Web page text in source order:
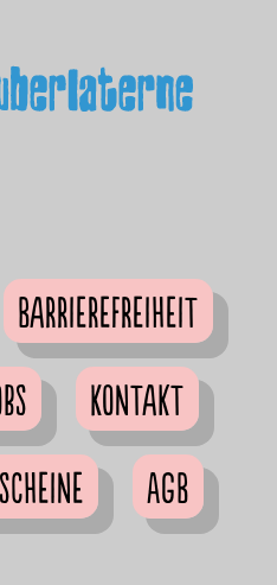
Barrierefreiheit
Kontakt
AGB